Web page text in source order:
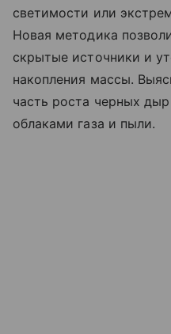
светимости или
Новая методика
скрытые источники и
накопления массы.
часть роста черных
облаками газа и пыли.